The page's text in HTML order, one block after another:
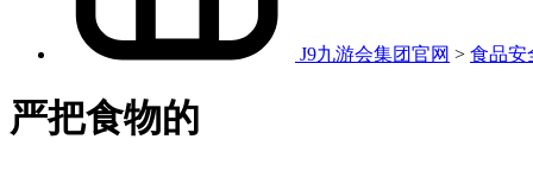
J9九游会集团官网 > 食品安
严把食物的